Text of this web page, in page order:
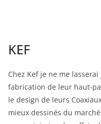
KEF
Chez Kef je ne me
fabrication de leur haut-
le design de leurs
mieux dessinés du